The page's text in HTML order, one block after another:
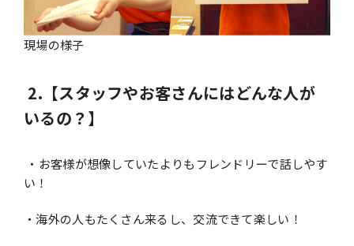
現場の様子
2.【スタッフやお客さんにはどんな人が
いるの？】
・お客様が想像していたよりもフレンドリーで話しやす
い！
・海外の人もたくさん来るし、交流できて楽しい！